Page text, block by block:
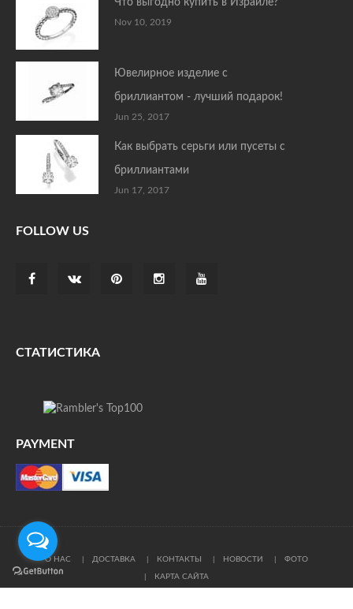
Что выгодно купить в Израиле?
Nov 10, 2019
Ювелирное изделие с
бриллиантом - лучший подарок!
Jun 25, 2017
Как выбрать серьги или пусеты с
бриллиантами
Jun 17, 2017
FOLLOW US
СТАТИСТИКА
PAYMENT
О НАС ДОСТАВКА КОНТАКТЫ НОВОСТИ ФОТО
КАРТА САЙТА